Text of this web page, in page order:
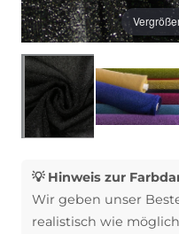
💡 Hinweis zur
Wir geben unser
realistisch wie